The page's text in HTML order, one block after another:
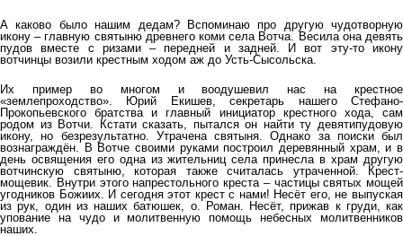
А каково было нашим дедам? Вспоминаю про другую чудотворную
икону – главную святыню древнего коми села Вотча. Весила она девять
пудов вместе с ризами – передней и задней. И вот эту-то икону
вотчинцы возили крестным ходом аж до Усть-Сысольска.
Их пример во многом и воодушевил нас на крестное
«землепроходство». Юрий Екишев, секретарь нашего Стефано-
Прокопьевского братства и главный инициатор крестного хода, сам
родом из Вотчи. Кстати сказать, пытался он найти ту девятипудовую
икону, но безрезультатно. Утрачена святыня. Однако за поиски был
вознаграждён. В Вотче своими руками построил деревянный храм, и в
день освящения его одна из жительниц села принесла в храм другую
вотчинскую святыню, которая также считалась утраченной. Крест-
мощевик. Внутри этого напрестольного креста – частицы святых мощей
угодников Божиих. И сегодня этот крест с нами! Несёт его, не выпуская
из рук, один из наших батюшек, о. Роман. Несёт, прижав к груди, как
упование на чудо и молитвенную помощь небесных молитвенников
наших.